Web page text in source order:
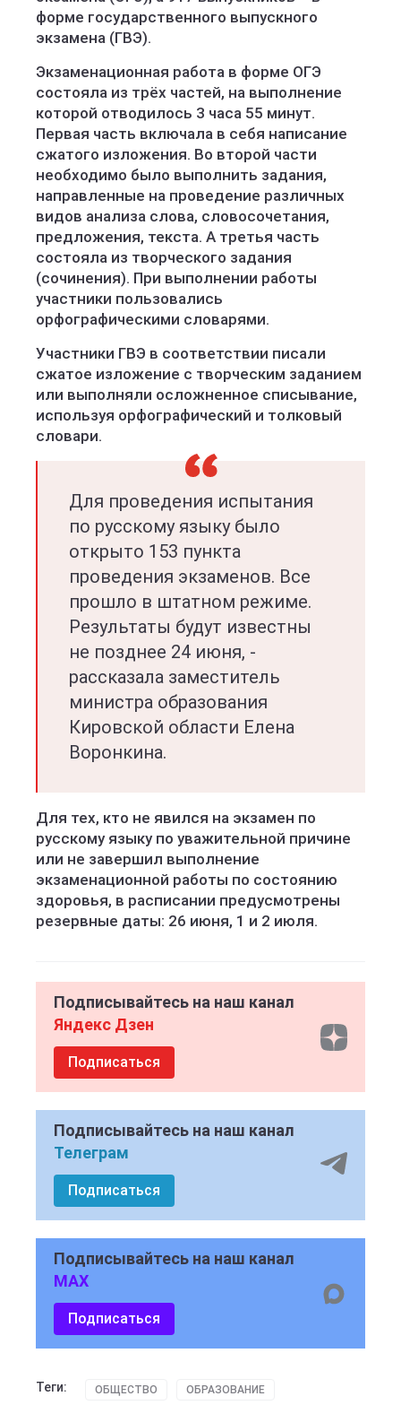
форме государственного выпускного
экзамена (ГВЭ).
Экзаменационная работа в форме ОГЭ
состояла из трёх частей, на выполнение
которой отводилось 3 часа 55 минут.
Первая часть включала в себя написание
сжатого изложения. Во второй части
необходимо было выполнить задания,
направленные на проведение различных
видов анализа слова, словосочетания,
предложения, текста. А третья часть
состояла из творческого задания
(сочинения). При выполнении работы
участники пользовались
орфографическими словарями.
Участники ГВЭ в соответствии писали
сжатое изложение с творческим заданием
или выполняли осложненное списывание,
используя орфографический и толковый
словари.
Для проведения испытания
по русскому языку было
открыто 153 пункта
проведения экзаменов. Все
прошло в штатном режиме.
Результаты будут известны
не позднее 24 июня, -
рассказала заместитель
министра образования
Кировской области Елена
Воронкина.
Для тех, кто не явился на экзамен по
русскому языку по уважительной причине
или не завершил выполнение
экзаменационной работы по состоянию
здоровья, в расписании предусмотрены
резервные даты: 26 июня, 1 и 2 июля.
Подписывайтесь на наш канал
Яндекс Дзен
Подписаться
Подписывайтесь на наш канал
Телеграм
Подписаться
Подписывайтесь на наш канал
MAX
Подписаться
Теги: ОБЩЕСТВО ОБРАЗОВАНИЕ